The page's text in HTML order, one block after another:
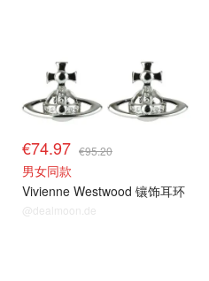
€74.97 €95.20
男女同款
Vivienne Westwood 镶饰耳环
@dealmoon.de